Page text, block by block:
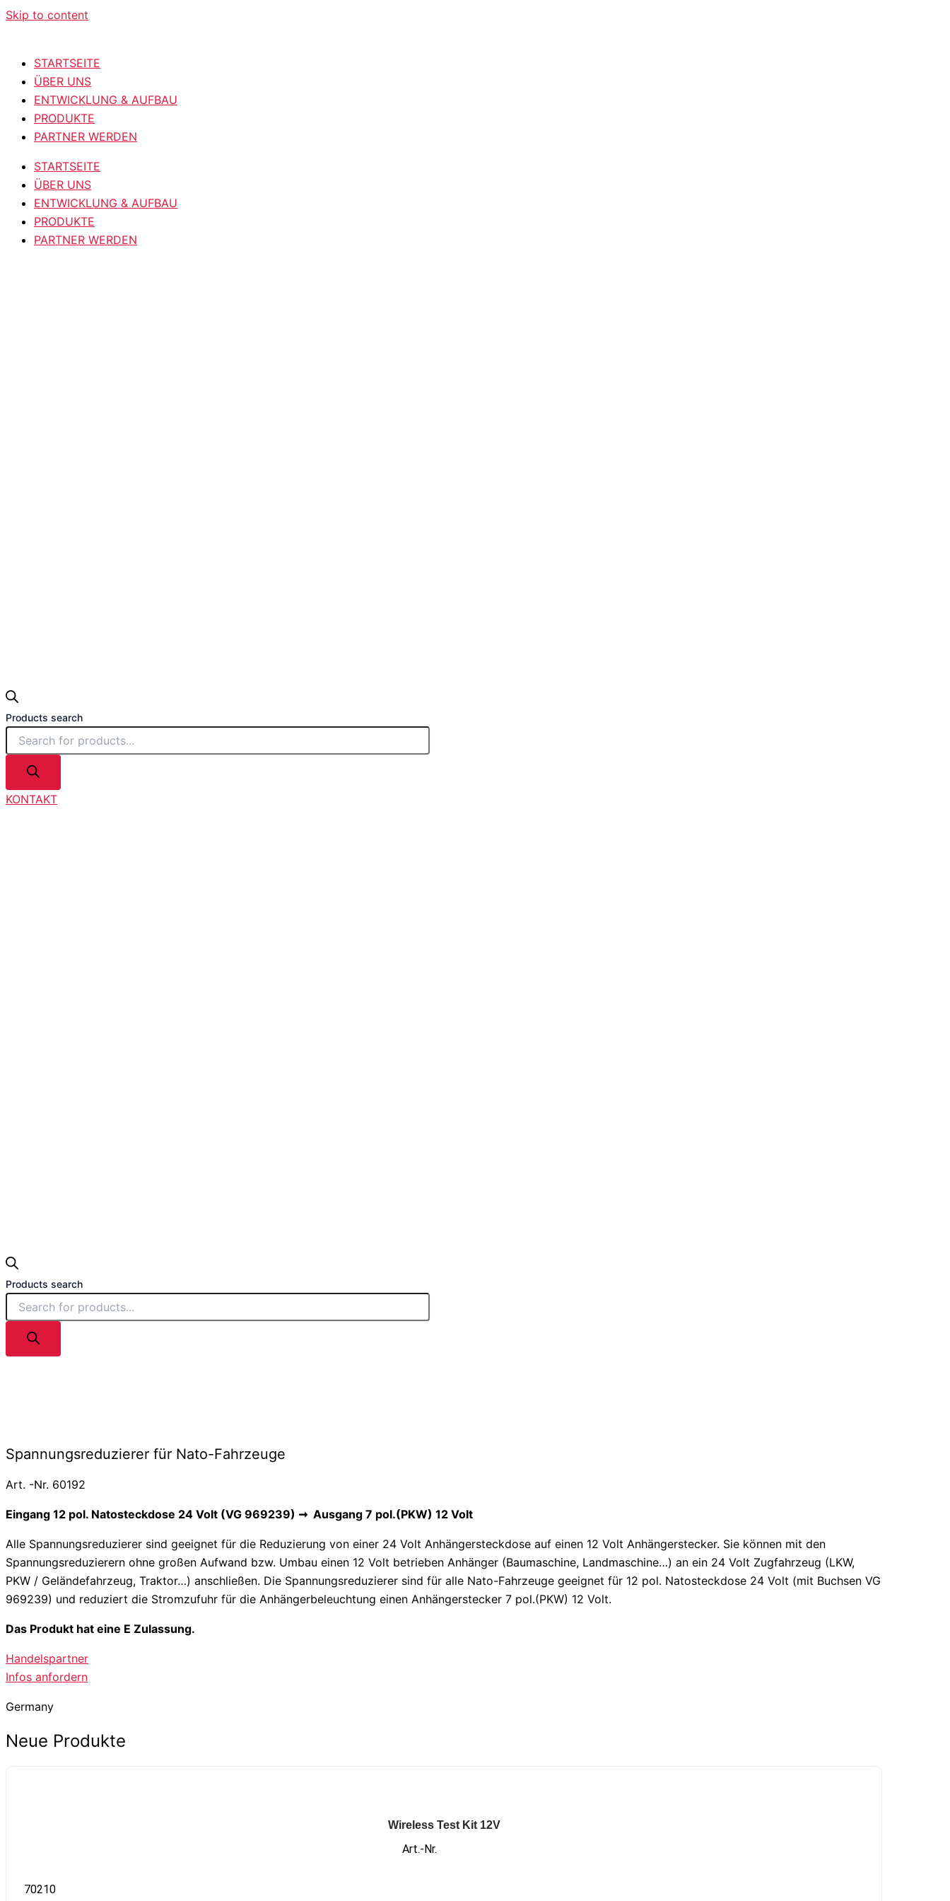
Skip to content
STARTSEITE
ÜBER UNS
ENTWICKLUNG & AUFBAU
PRODUKTE
PARTNER WERDEN
STARTSEITE
ÜBER UNS
ENTWICKLUNG & AUFBAU
PRODUKTE
PARTNER WERDEN
Products search
KONTAKT
Products search
Spannungsreduzierer für Nato-Fahrzeuge
Art. -Nr. 60192
Eingang 12 pol. Natosteckdose 24 Volt (VG 969239) ➞ Ausgang 7 pol.(PKW) 12 Volt
Alle Spannungsreduzierer sind geeignet für die Reduzierung von einer 24 Volt Anhängersteckdose auf einen 12 Volt Anhängerstecker. Sie können mit den
Spannungsreduzierern ohne großen Aufwand bzw. Umbau einen 12 Volt betrieben Anhänger (Baumaschine, Landmaschine…) an ein 24 Volt Zugfahrzeug (LKW,
PKW / Geländefahrzeug, Traktor…) anschließen. Die Spannungsreduzierer sind für alle Nato-Fahrzeuge geeignet für 12 pol. Natosteckdose 24 Volt (mit Buchsen VG
969239) und reduziert die Stromzufuhr für die Anhängerbeleuchtung einen Anhängerstecker 7 pol.(PKW) 12 Volt.
Das Produkt hat eine E Zulassung.
Handelspartner
Infos anfordern
Germany
Neue Produkte
Wireless Test Kit 12V
Art.-Nr.
70210